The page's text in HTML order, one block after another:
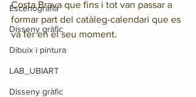
Escenografia
Disseny gràfic
Dibuix i pintura
LAB_UBIART
Disseny gràfic
Costa Brava que fins i tot van passar a
formar part del catàleg-calendari que es
va fer en el seu moment.